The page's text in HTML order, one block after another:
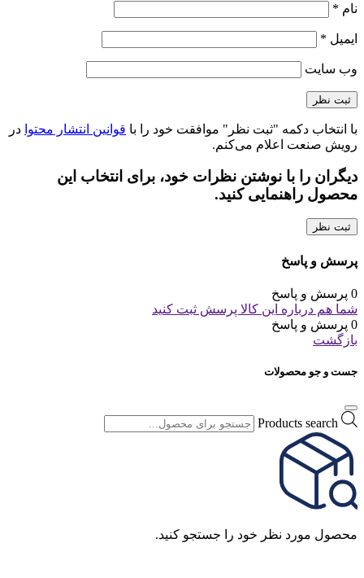
نام *
ایمیل *
وب‌ سایت
با انتخاب دکمه "ثبت نظر" موافقت خود را با قوانین انتشار محتوا در
رویش صنعت اعلام می‌کنم.
دیگران را با نوشتن نظرات خود، برای انتخاب این
محصول راهنمایی کنید.
ثبت نظر
پرسش و پاسخ
0 پرسش و پاسخ
شما هم درباره این کالا پرسش ثبت کنید
0 پرسش و پاسخ
بازگشت
جست و جو محصولات
Products search
محصول مورد نظر خود را جستجو کنید.